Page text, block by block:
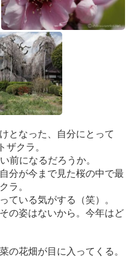
となった、自分にとって
クラ。
前になるだろうか。
分が今まで見た桜の中で最
ラ。
ている気がする（笑）。
の姿はないから。今年はど
の花畑が目に入ってくる。